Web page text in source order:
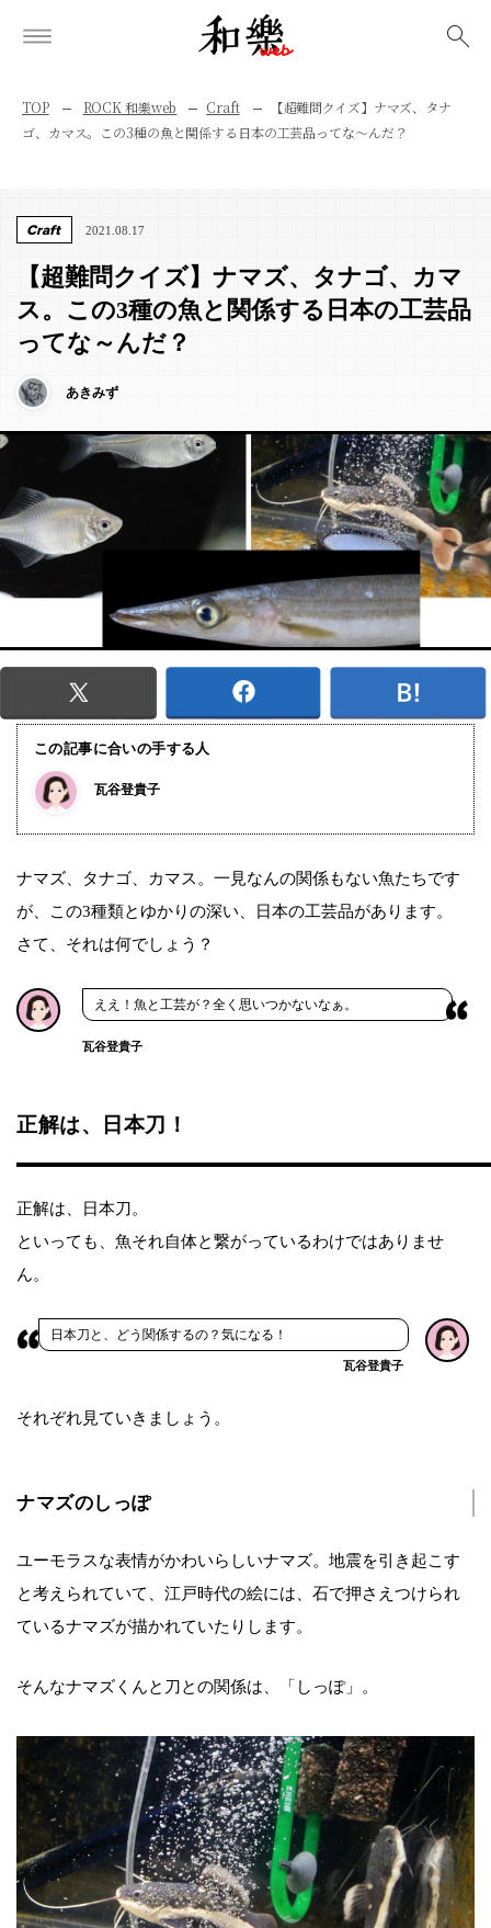
TOP ROCK 和樂web Craft
【超難問クイズ】ナマズ、タナ
ゴ、カマス。この3種の魚と関係する日本の工芸品ってな～んだ？
Craft 2021.08.17
【超難問クイズ】ナマズ、タナゴ、カマ
ス。この3種の魚と関係する日本の工芸品
ってな～んだ？
あきみず
この記事に合いの手する人
瓦谷登貴子
ナマズ、タナゴ、カマス。一見なんの関係もない魚たちです
が、この3種類とゆかりの深い、日本の工芸品があります。
さて、それは何でしょう？
ええ！魚と工芸が？全く思いつかないなぁ。
瓦谷登貴子
正解は、日本刀！
正解は、日本刀。
といっても、魚それ自体と繋がっているわけではありませ
ん。
日本刀と、どう関係するの？気になる！
瓦谷登貴子
それぞれ見ていきましょう。
ナマズのしっぽ
ユーモラスな表情がかわいらしいナマズ。地震を引き起こす
と考えられていて、江戸時代の絵には、石で押さえつけられ
ているナマズが描かれていたりします。
そんなナマズくんと刀との関係は、「しっぽ」。